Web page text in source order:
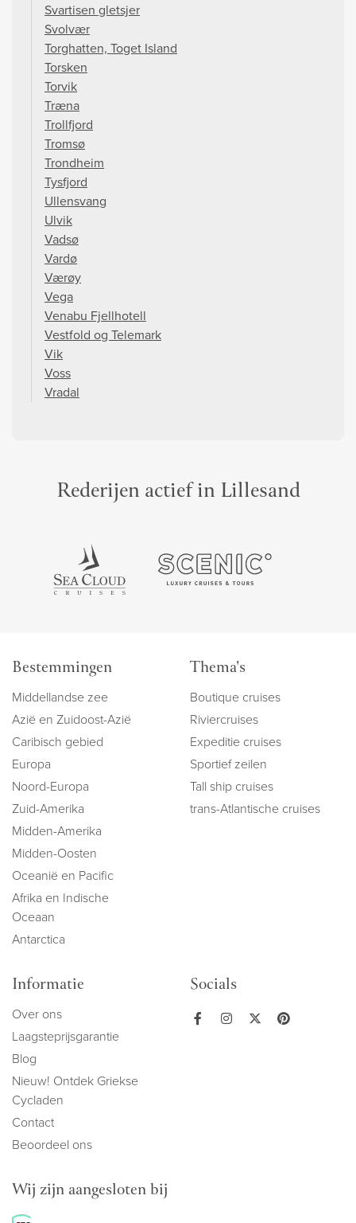
Svartisen gletsjer
Svolvær
Torghatten, Toget Island
Torsken
Torvik
Træna
Trollfjord
Tromsø
Trondheim
Tysfjord
Ullensvang
Ulvik
Vadsø
Vardø
Værøy
Vega
Venabu Fjellhotell
Vestfold og Telemark
Vik
Voss
Vradal
Rederijen actief in Lillesand
Bestemmingen
Middellandse zee
Azië en Zuidoost-Azië
Caribisch gebied
Europa
Noord-Europa
Zuid-Amerika
Midden-Amerika
Midden-Oosten
Oceanië en Pacific
Afrika en Indische
Oceaan
Antarctica
Thema's
Boutique cruises
Riviercruises
Expeditie cruises
Sportief zeilen
Tall ship cruises
trans-Atlantische cruises
Informatie
Over ons
Laagsteprijsgarantie
Blog
Nieuw! Ontdek Griekse
Cycladen
Contact
Beoordeel ons
Socials
Wij zijn aangesloten bij